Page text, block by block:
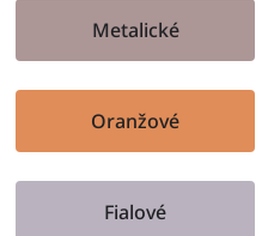
Metalické
Oranžové
Fialové